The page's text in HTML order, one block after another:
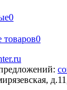
0
товаров0